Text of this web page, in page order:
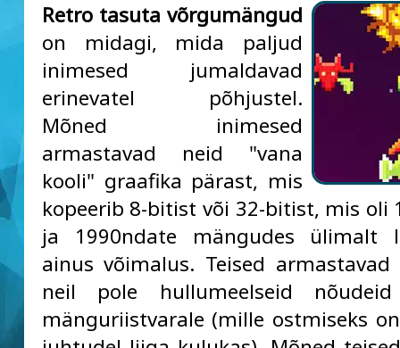
Retro tasuta võrgumängud
on midagi, mida paljud
inimesed jumaldavad
erinevatel põhjustel.
Mõned inimesed
armastavad neid "vana
kooli" graafika pärast, mis
kopeerib 8-bitist või 32-bitist, mis oli
ja 1990ndate mängudes ülimalt
ainus võimalus. Teised
neil pole hullumeelseid
mänguriistvarale (mille ostmiseks